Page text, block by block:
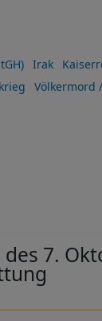
Irak
Völkermord
7.